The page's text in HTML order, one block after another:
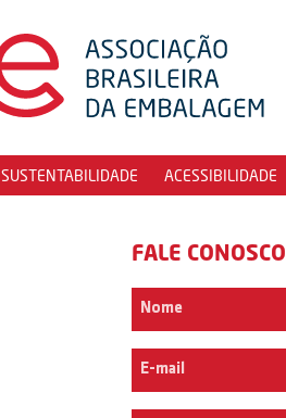
SUSTENTABILIDADE ACESSIBILIDADE
FALE CONOSCO